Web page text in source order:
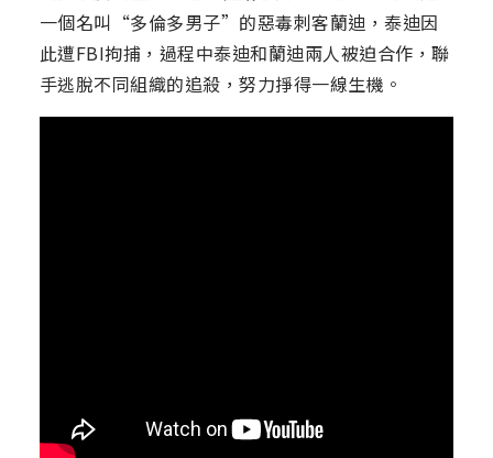
一個名叫“多倫多男子”的惡毒刺客蘭迪，泰迪因
此遭FBI拘捕，過程中泰迪和蘭迪兩人被迫合作，聯
手逃脫不同組織的追殺，努力掙得一線生機。